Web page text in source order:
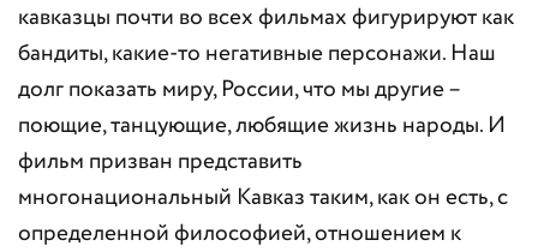
кавказцы почти во всех фильмах фигурируют как
бандиты, какие-то негативные персонажи. Наш
долг показать миру, России, что мы другие –
поющие, танцующие, любящие жизнь народы. И
фильм призван представить
многонациональный Кавказ таким, как он есть, с
определенной философией, отношением к